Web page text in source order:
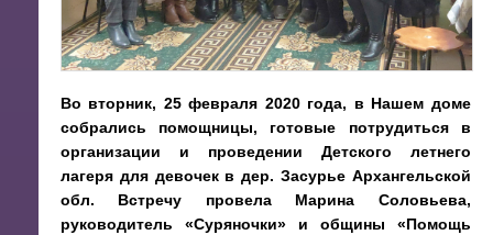
Во вторник, 25 февраля 2020 года, в Нашем доме
собрались помощницы, готовые потрудиться в
организации и проведении Детского летнего
лагеря для девочек в дер. Засурье Архангельской
обл. Встречу провела Марина Соловьева,
руководитель «Суряночки» и общины «Помощь